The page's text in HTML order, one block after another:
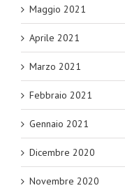
Maggio 2021
Aprile 2021
Marzo 2021
Febbraio 2021
Gennaio 2021
Dicembre 2020
Novembre 2020